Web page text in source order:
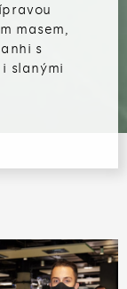
masem,
s
slanými